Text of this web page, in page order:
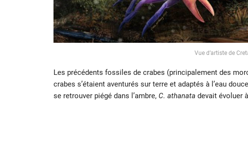
Vue d’artiste de
Les précédents fossiles de crabes (principalement des
crabes s’étaient aventurés sur terre et adaptés à l’eau
se retrouver piégé dans l’ambre, C. athanata devait évoluer